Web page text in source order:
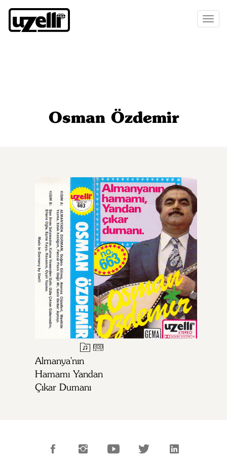
Osman Özdemir
Almanya'nın
Hamamı Yandan
Çıkar Dumanı